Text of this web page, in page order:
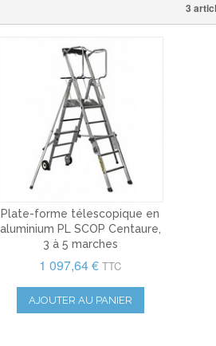
3
Plate-forme télescopique en
aluminium PL SCOP Centaure,
3 à 5 marches
1 097,64 € TTC
AJOUTER AU PANIER